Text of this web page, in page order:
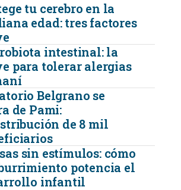
tu cerebro en la
edad: tres factores
intestinal: la
para tolerar alergias
Belgrano se
de Pami:
de 8 mil
sin estímulos: cómo
potencia el
infantil